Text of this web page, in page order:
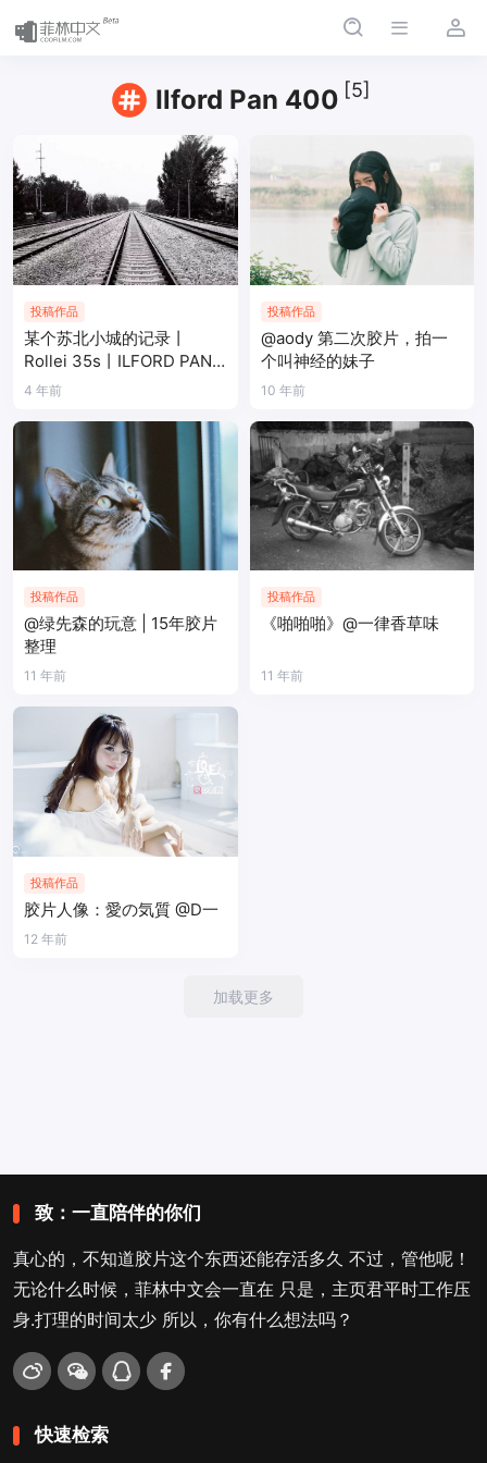
Ilford Pan 400 [5]
投稿作品
某个苏北小城的记录丨
Rollei 35s丨ILFORD PAN
400
4 年前
投稿作品
@aody 第二次胶片，拍一
个叫神经的妹子
10 年前
投稿作品
@绿先森的玩意 | 15年胶片
整理
11 年前
投稿作品
《啪啪啪》@一律香草味
11 年前
投稿作品
胶片人像：愛の気質 @D一
12 年前
加载更多
致：一直陪伴的你们
真心的，不知道胶片这个东西还能存活多久 不过，管他呢！
无论什么时候，菲林中文会一直在 只是，主页君平时工作压
身.打理的时间太少 所以，你有什么想法吗？
快速检索